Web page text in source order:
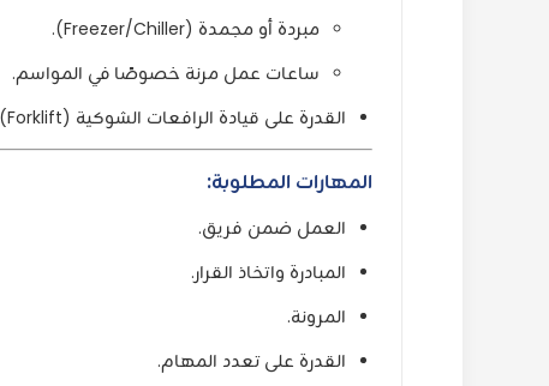
مبردة أو مجمدة (Freezer/Chiller).
ساعات عمل مرنة خصوصًا في المواسم.
القدرة على قيادة الرافعات الشوكية (Forklift).
المهارات المطلوبة:
العمل ضمن فريق.
المبادرة واتخاذ القرار.
المرونة.
القدرة على تعدد المهام.